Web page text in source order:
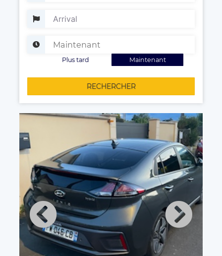
Maintenant
Plus tard
RECHERCHER